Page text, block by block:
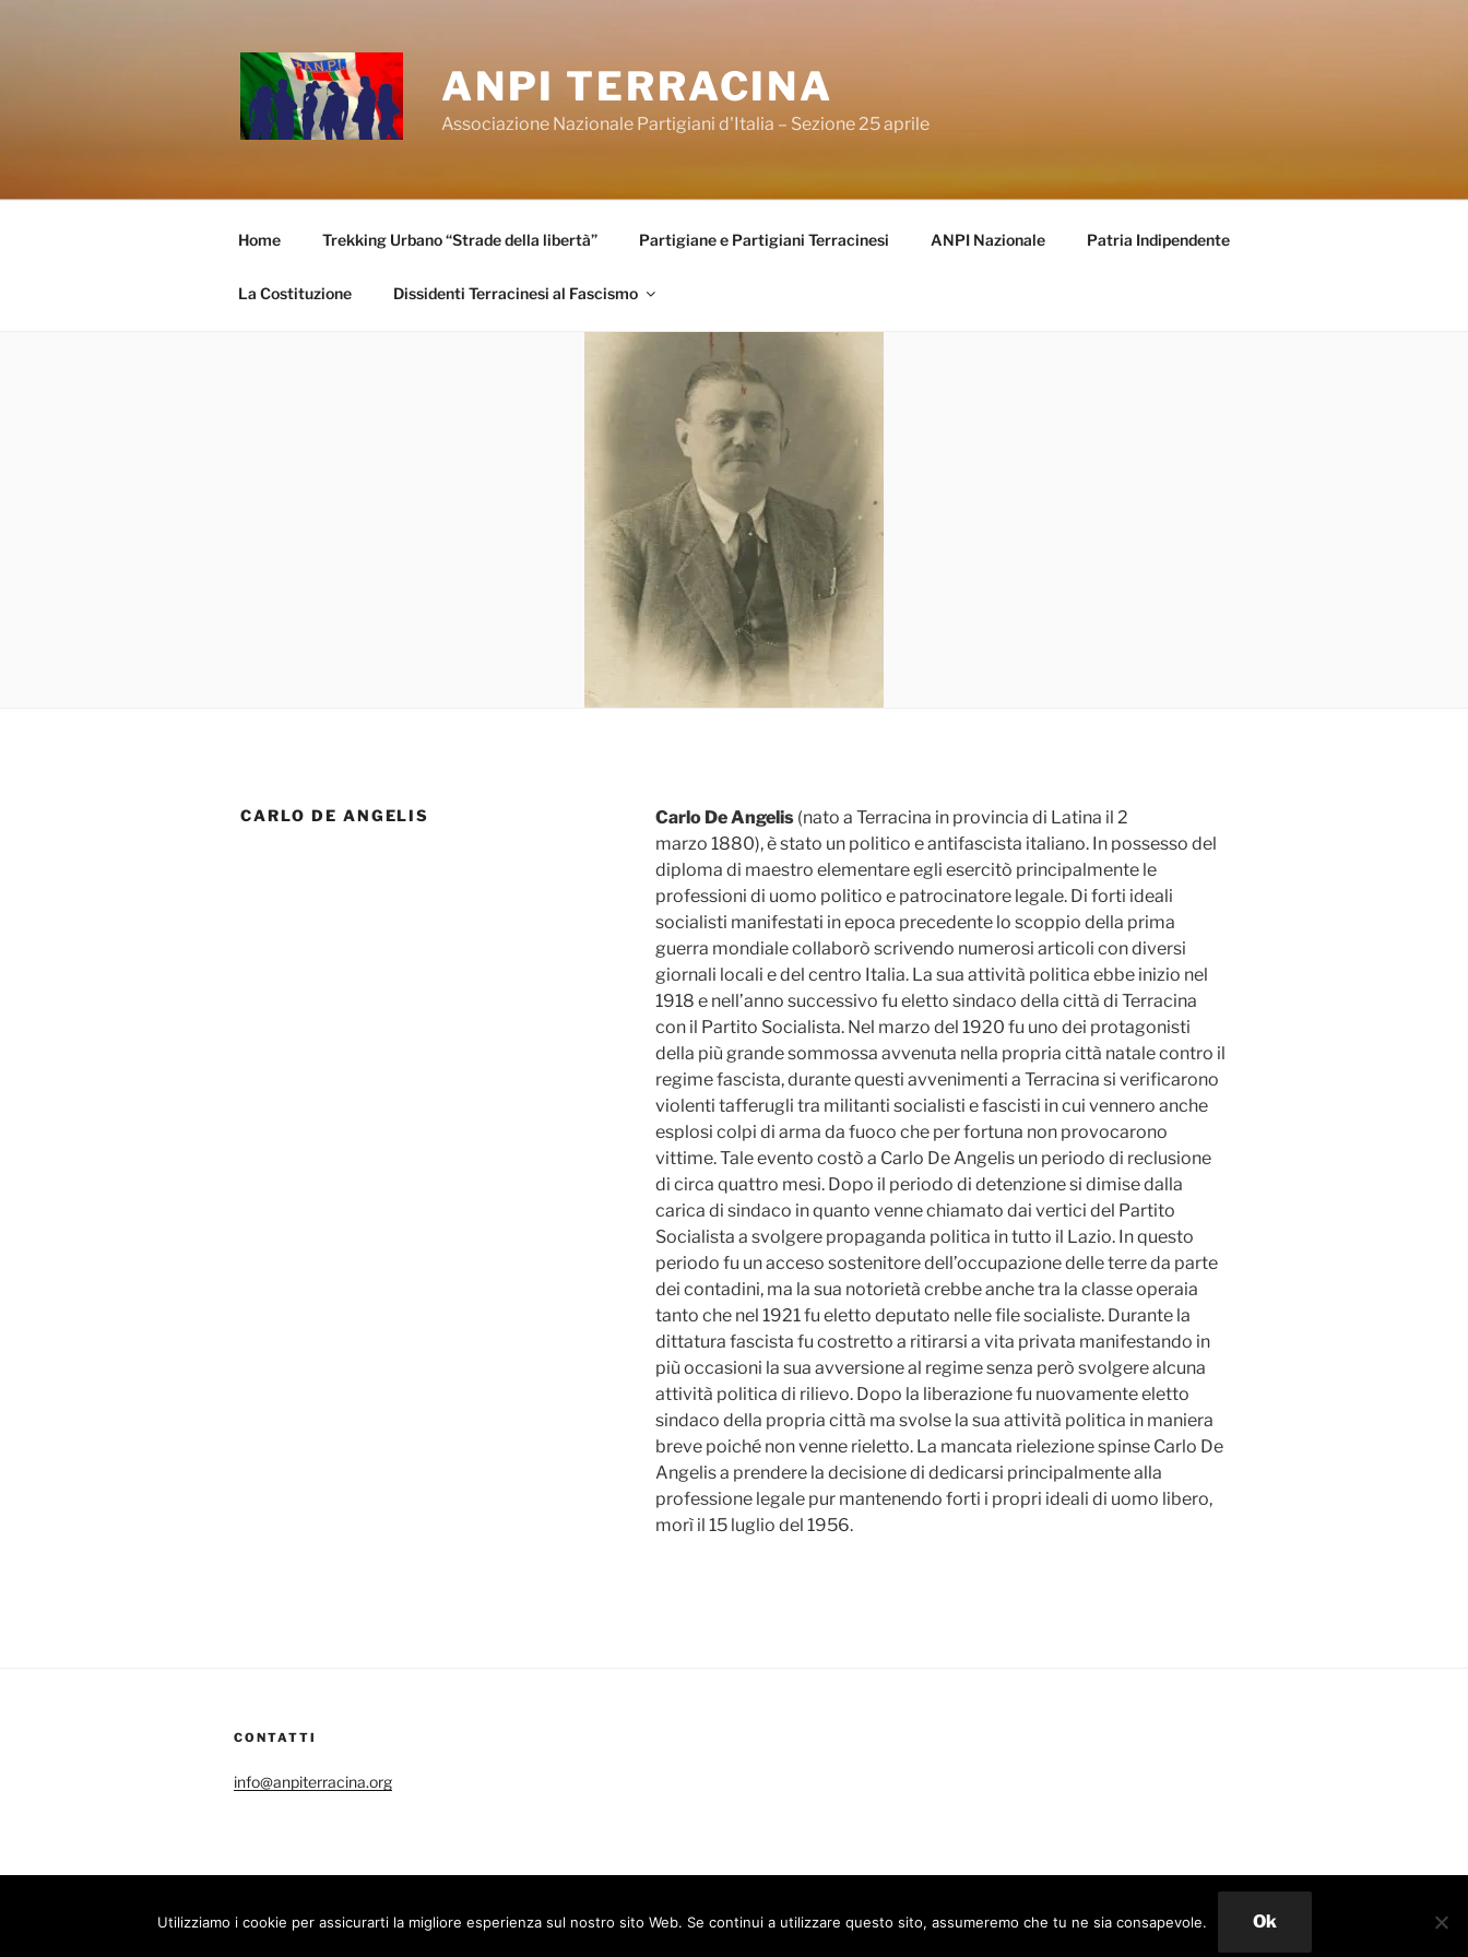
ANPI TERRACINA
Associazione Nazionale Partigiani d'Italia – Sezione 25 aprile
Home Trekking Urbano “Strade della libertà” Partigiane e Partigiani Terracinesi ANPI Nazionale Patria Indipendente
La Costituzione Dissidenti Terracinesi al Fascismo
CARLO DE ANGELIS Carlo De Angelis(nato a Terracina in provincia di Latina il 2
marzo 1880), è stato un politico e antifascista italiano. In possesso del
diploma di maestro elementare egli esercitò principalmente le
professioni di uomo politico e patrocinatore legale. Di forti ideali
socialisti manifestati in epoca precedente lo scoppio della prima
guerra mondiale collaborò scrivendo numerosi articoli con diversi
giornali locali e del centro Italia. La sua attività politica ebbe inizio nel
1918 e nell’anno successivo fu eletto sindaco della città di Terracina
con il Partito Socialista. Nel marzo del 1920 fu uno dei protagonisti
della più grande sommossa avvenuta nella propria città natale contro il
regime fascista, durante questi avvenimenti a Terracina si verificarono
violenti tafferugli tra militanti socialisti e fascisti in cui vennero anche
esplosi colpi di arma da fuoco che per fortuna non provocarono
vittime. Tale evento costò a Carlo De Angelis un periodo di reclusione
di circa quattro mesi. Dopo il periodo di detenzione si dimise dalla
carica di sindaco in quanto venne chiamato dai vertici del Partito
Socialista a svolgere propaganda politica in tutto il Lazio. In questo
periodo fu un acceso sostenitore dell’occupazione delle terre da parte
dei contadini, ma la sua notorietà crebbe anche tra la classe operaia
tanto che nel 1921 fu eletto deputato nelle file socialiste. Durante la
dittatura fascista fu costretto a ritirarsi a vita privata manifestando in
più occasioni la sua avversione al regime senza però svolgere alcuna
attività politica di rilievo. Dopo la liberazione fu nuovamente eletto
sindaco della propria città ma svolse la sua attività politica in maniera
breve poiché non venne rieletto. La mancata rielezione spinse Carlo De
Angelis a prendere la decisione di dedicarsi principalmente alla
professione legale pur mantenendo forti i propri ideali di uomo libero,
morì il 15 luglio del 1956.
CONTATTI
info@anpiterracina.org
Proudly powered by WordPress
Utilizziamo i cookie per assicurarti la migliore esperienza sul nostro sito Web. Se continui a utilizzare questo sito, assumeremo che tu ne sia consapevole. Ok